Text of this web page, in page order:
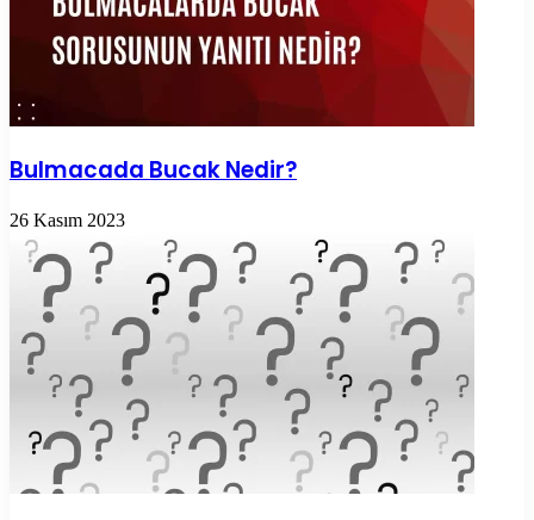
Bulmacada Bucak Nedir?
26 Kasım 2023